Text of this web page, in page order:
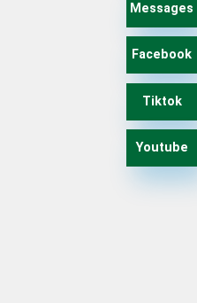
Messages
Facebook
Tiktok
Youtube